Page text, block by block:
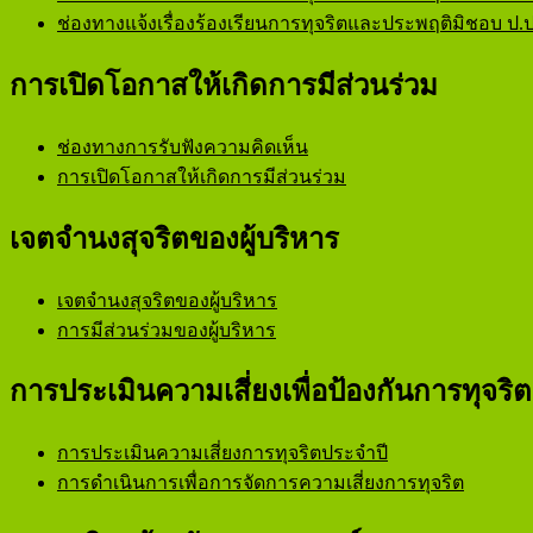
ช่องทางแจ้งเรื่องร้องเรียนการทุจริตและประพฤติมิชอบ ป.
การเปิดโอกาสให้เกิดการมีส่วนร่วม
ช่องทางการรับฟังความคิดเห็น
การเปิดโอกาสให้เกิดการมีส่วนร่วม
เจตจำนงสุจริตของผู้บริหาร
เจตจำนงสุจริตของผู้บริหาร
การมีส่วนร่วมของผู้บริหาร
การประเมินความเสี่ยงเพื่อป้องกันการทุจริต
การประเมินความเสี่ยงการทุจริตประจำปี
การดำเนินการเพื่อการจัดการความเสี่ยงการทุจริต